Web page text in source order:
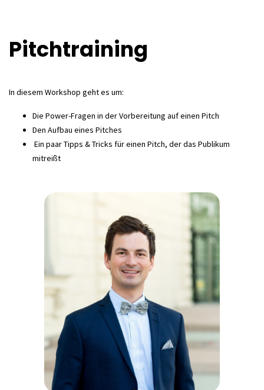
Pitchtraining
In diesem Workshop geht es um:
Die Power-Fragen in der Vorbereitung auf einen Pitch
Den Aufbau eines Pitches
Ein paar Tipps & Tricks für einen Pitch, der das Publikum
mitreißt